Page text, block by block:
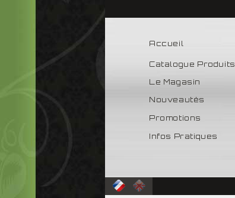
Accueil
Catalogue Produits
Le Magasin
Nouveautés
Promotions
Infos Pratiques